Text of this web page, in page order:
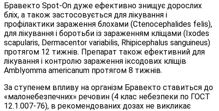
Бравекто Spot-On дуже ефективно знищує дорослих
бліх, а також застосовується для лікування і
профілактики зараження блохами (Ctenocephalides felis),
для лікування і боротьби із зараженням кліщами (Ixodes
scapularis, Dermacentor variabilis, Rhipicephalus sanguineus)
протягом 12 тижнів. Препарат також ефективний для
лікування і контролю зараження іксодових кліщів
Amblyomma americanum протягом 8 тижнів.
За ступенем впливу на організм Бравекто ставиться до
«малонебезпечних» речовин (4 клас небезпеки по ГОСТ
12.1.007-76), в рекомендованих дозах не викликає